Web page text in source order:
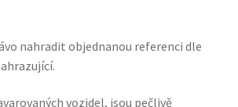
nahradit objednanou referenci dle
vozidel, jsou pečlivě